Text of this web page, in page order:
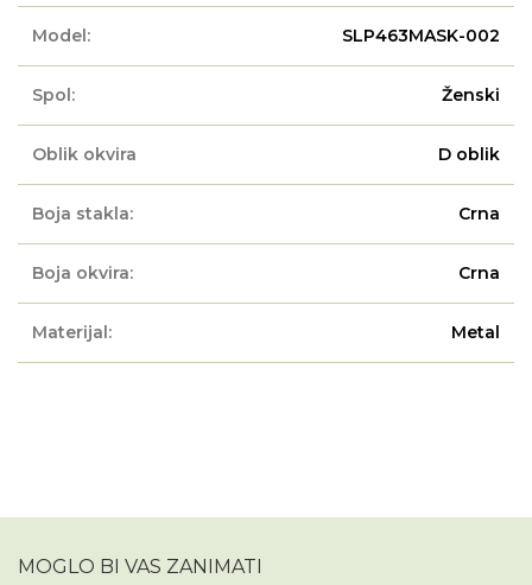
Model: SLP463MASK-002
Spol: Ženski
Oblik okvira D oblik
Boja stakla: Crna
Boja okvira: Crna
Materijal: Metal
MOGLO BI VAS ZANIMATI